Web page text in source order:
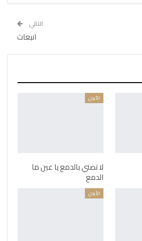
التالي
انبعاث
الأردن
لا تضني بالدمع يا عين ما
الدمع
الأردن